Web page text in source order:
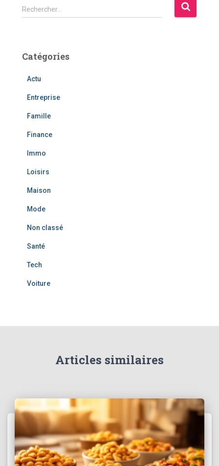
R
e
r
Rechercher…
Catégories
Actu
Entreprise
Famille
Finance
Immo
Loisirs
Maison
Mode
Non classé
Santé
Tech
Voiture
Articles similaires